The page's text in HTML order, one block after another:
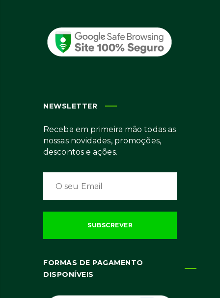
NEWSLETTER
Receba em primeira mão todas as
nossas novidades, promoções,
descontos e ações.
FORMAS DE PAGAMENTO
DISPONÍVEIS